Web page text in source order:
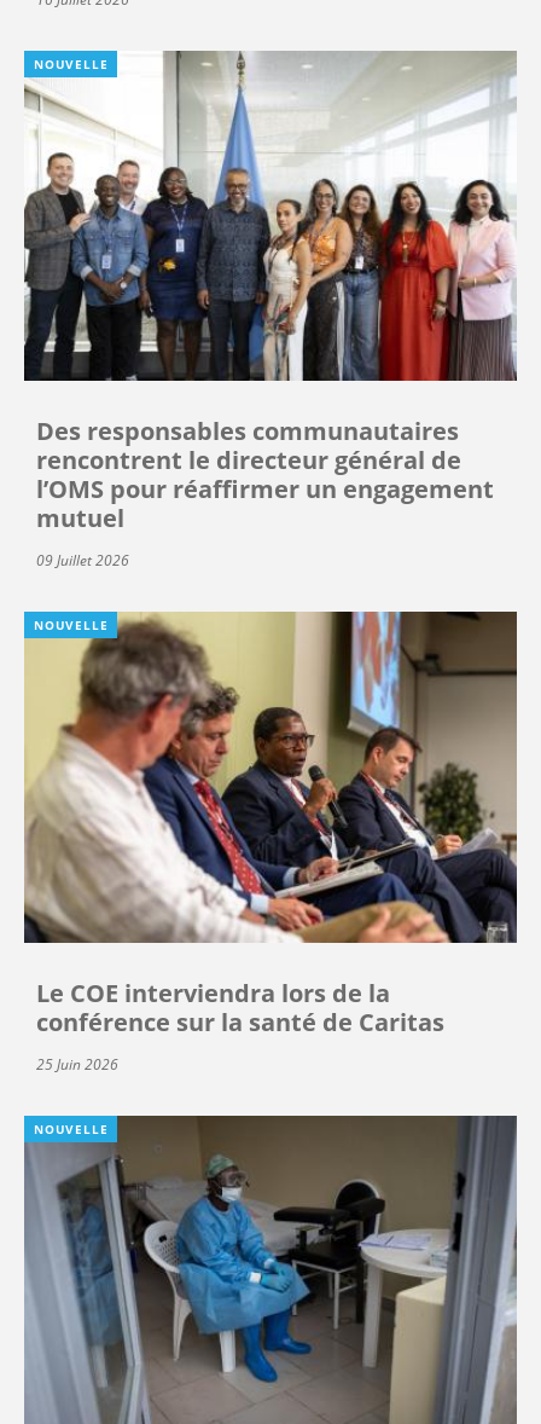
NOUVELLE
Des responsables communautaires
rencontrent le directeur général de
l’OMS pour réaffirmer un engagement
mutuel
09 Juillet 2026
NOUVELLE
Le COE interviendra lors de la
conférence sur la santé de Caritas
25 Juin 2026
NOUVELLE